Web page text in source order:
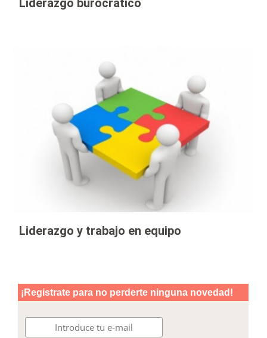
Liderazgo burocrático
Liderazgo y trabajo en equipo